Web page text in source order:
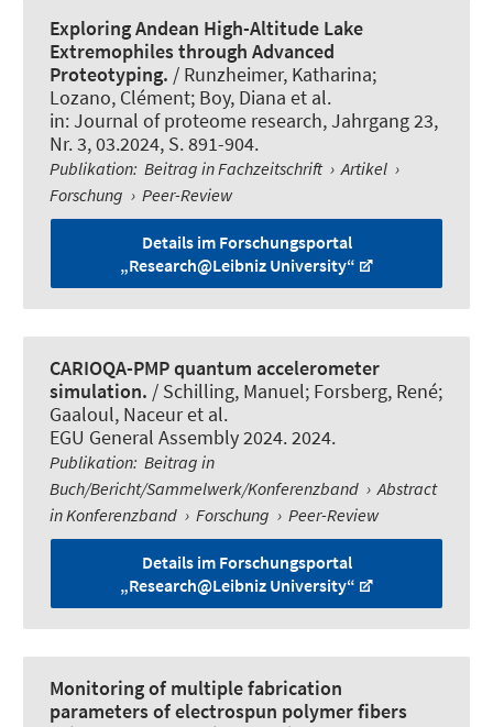
Exploring Andean High-Altitude Lake
Extremophiles through Advanced
Proteotyping. / Runzheimer, Katharina;
Lozano, Clément; Boy, Diana et al.
in:Journal of proteome research, Jahrgang 23,
Nr. 3, 03.2024, S. 891-904.
Publikation: Beitrag in Fachzeitschrift › Artikel ›
Forschung › Peer-Review
Details im Forschungsportal
„Research@Leibniz University“
CARIOQA-PMP quantum accelerometer
simulation. / Schilling, Manuel; Forsberg, René;
Gaaloul, Naceur et al.
EGU General Assembly 2024. 2024.
Publikation: Beitrag in
Buch/Bericht/Sammelwerk/Konferenzband › Abstract
in Konferenzband › Forschung › Peer-Review
Details im Forschungsportal
„Research@Leibniz University“
Monitoring of multiple fabrication
parameters of electrospun polymer fibers